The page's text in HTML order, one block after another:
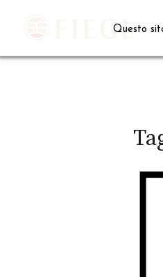
content
Questo